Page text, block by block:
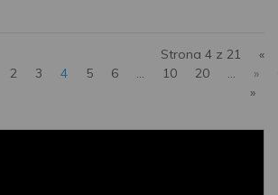
Strona 4 z 21
«
2 3 4 5 6 ... 10 20 ... »
»